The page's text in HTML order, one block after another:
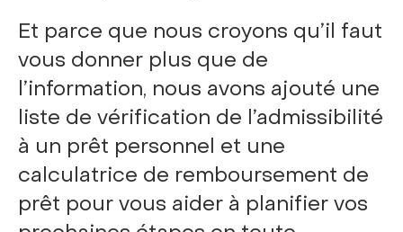
Et parce que nous croyons qu’il faut
vous donner plus que de
l’information, nous avons ajouté une
liste de vérification de l’admissibilité
à un prêt personnel et une
calculatrice de remboursement de
prêt pour vous aider à planifier vos